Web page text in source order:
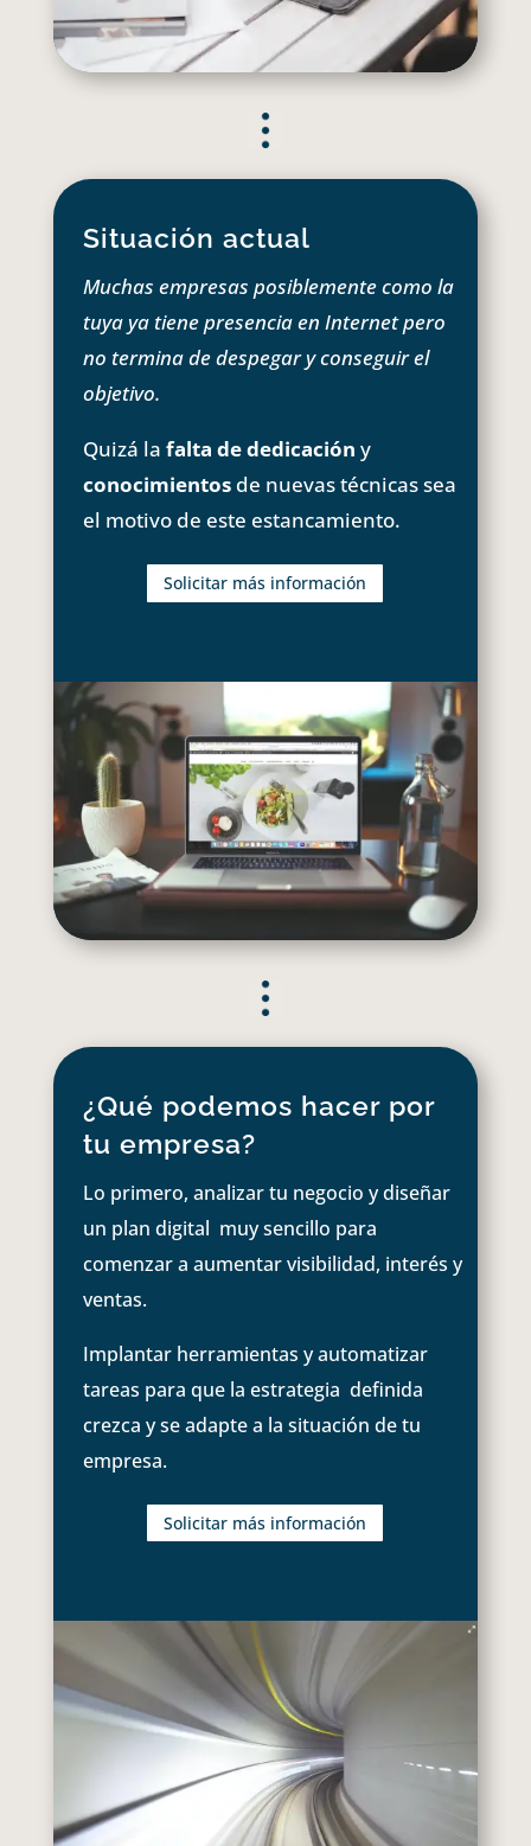
Situación actual
Muchas empresas posiblemente como la
tuya ya tiene presencia en Internet pero
no termina de despegar y conseguir el
objetivo.
Quizá la falta de dedicación y
conocimientosde nuevas técnicas sea
el motivo de este estancamiento.
Solicitar más información
¿Qué podemos hacer por
tu empresa?
Lo primero, analizar tu negocio y diseñar
un plan digital muy sencillo para
comenzar a aumentar visibilidad, interés y
ventas.
Implantar herramientas y automatizar
tareas para que la estrategia definida
crezca y se adapte a la situación de tu
empresa.
Solicitar más información